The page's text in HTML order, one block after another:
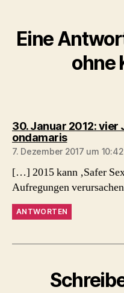
Eine
ohne
30. Januar 2012: vier
ondamarissagt:
7. Dezember 2017 um 10:42
[…] 2015 kann ‚Safer
Aufregungen
ANTWORTEN